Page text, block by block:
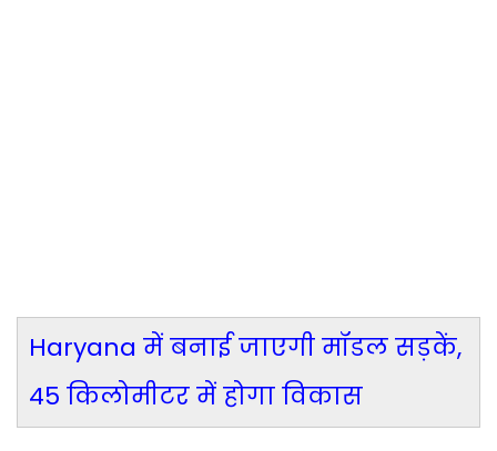
Haryana में बनाई जाएगी मॉडल सड़कें,
45 किलोमीटर में होगा विकास